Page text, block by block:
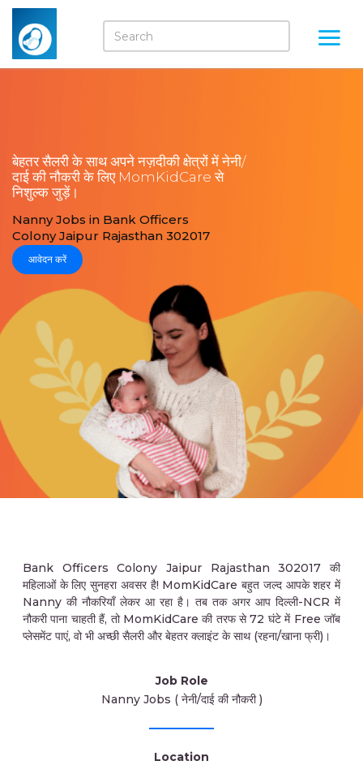
बेहतर सैलरी के साथ अपने नज़दीकी क्षेत्रों में नेनी/
दाई की नौकरी के लिए MomKidCare से
निशुल्क जुड़ें।
Nanny Jobs in Bank Officers
Colony Jaipur Rajasthan 302017
आवेदन करें
Bank Officers Colony Jaipur Rajasthan 302017 की
महिलाओं के लिए सुनहरा अवसर है! MomKidCare बहुत जल्द आपके शहर में
Nanny की नौकरियाँ लेकर आ रहा है। तब तक अगर आप दिल्ली-NCR में
नौकरी पाना चाहती हैं, तो MomKidCare की तरफ से 72 घंटे में Free जॉब
प्लेसमेंट पाएं, वो भी अच्छी सैलरी और बेहतर क्लाइंट के साथ (रहना/खाना फ्री)।
Job Role
Nanny Jobs ( नेनी/दाई की नौकरी )
Location